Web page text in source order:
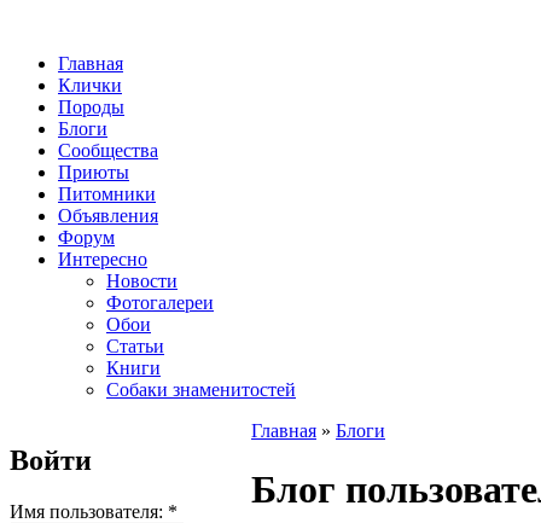
Главная
Клички
Породы
Блоги
Сообщества
Приюты
Питомники
Объявления
Форум
Интересно
Новости
Фотогалереи
Обои
Статьи
Книги
Собаки знаменитостей
Войти
Имя пользователя: *
Главная » Блоги
Блог